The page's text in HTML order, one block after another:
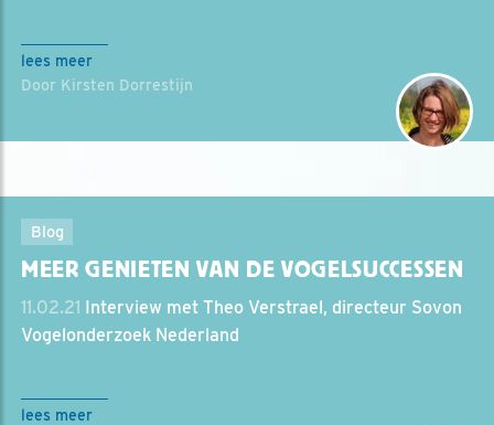
lees meer
Door Kirsten Dorrestijn
Blog
MEER GENIETEN VAN DE VOGELSUCCESSEN
11.02.21 Interview met Theo Verstrael, directeur Sovon
Vogelonderzoek Nederland
lees meer